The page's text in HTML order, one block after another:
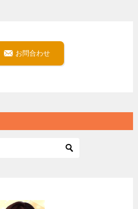
お問合わせ